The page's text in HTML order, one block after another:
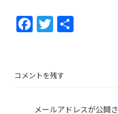
F
ac
b
o
o
T
w
er
コメントを残す
メールアドレスが公開